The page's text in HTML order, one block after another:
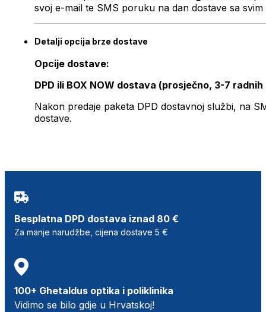
svoj e-mail te SMS poruku na dan dostave sa svim
Detalji opcija brze dostave
Opcije dostave:
DPD ili BOX NOW dostava (prosječno, 3-7 radnih
Nakon predaje paketa DPD dostavnoj službi, na
dostave.
Besplatna DPD dostava iznad 80 €
Za manje narudžbe, cijena dostave 5 €
100+ Ghetaldus optika i poliklinika
Vidimo se bilo gdje u Hrvatskoj!